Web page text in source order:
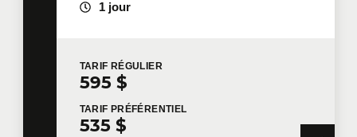
Nombre de participants*
1 jour
TARIF RÉGULIER
595 $
TARIF PRÉFÉRENTIEL
535 $